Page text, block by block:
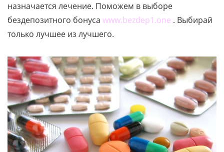
назначается лечение. Поможем в выборе
бездепозитного бонуса www.bezdep1.one . Выбирай
только лучшее из лучшего.